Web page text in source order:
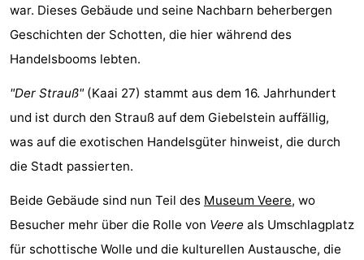
war. Dieses Gebäude und seine Nachbarn beherbergen
Geschichten der Schotten, die hier während des
Handelsbooms lebten.
"Der Strauß" (Kaai 27) stammt aus dem 16. Jahrhundert
und ist durch den Strauß auf dem Giebelstein auffällig,
was auf die exotischen Handelsgüter hinweist, die durch
die Stadt passierten.
Beide Gebäude sind nun Teil des Museum Veere, wo
Besucher mehr über die Rolle von Veere als Umschlagplatz
für schottische Wolle und die kulturellen Austausche, die